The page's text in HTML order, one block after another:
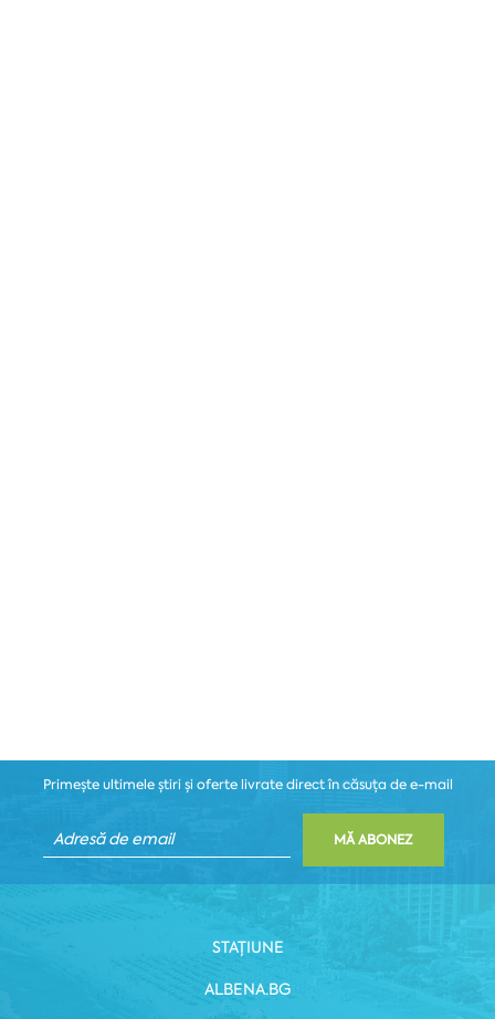
Primește ultimele știri și oferte livrate direct în căsuța de e-mail
MĂ ABONEZ
STAȚIUNE
ALBENA.BG